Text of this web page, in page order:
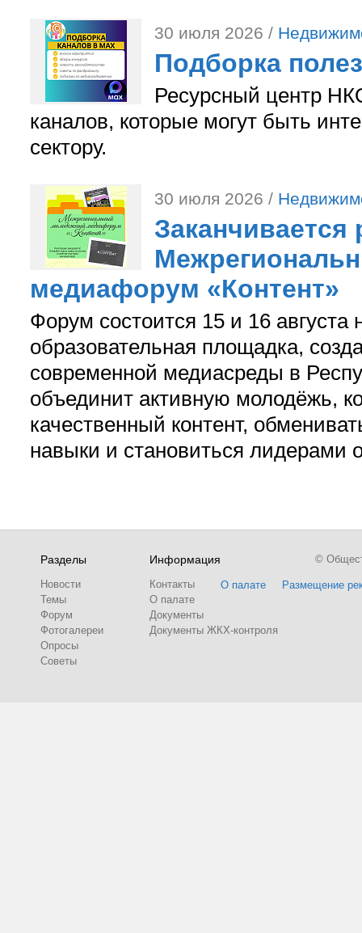
30 июля 2026 /
Подборка
Ресурсный центр
каналов, которые могут быть
сектору.
30 июля 2026 /
Заканчивается
медиафорум «Контент»
Форум состоится 15 и 16
образовательная площадка,
современной медиасреды в
объединит активную молодёжь,
качественный контент,
навыки и становиться лидерами
Разделы
Новости
Темы
Форум
Фотогалереи
Опросы
Советы
Информация
Контакты
О палате
Документы
Документы ЖКХ-контроля
О палате Размещение
©